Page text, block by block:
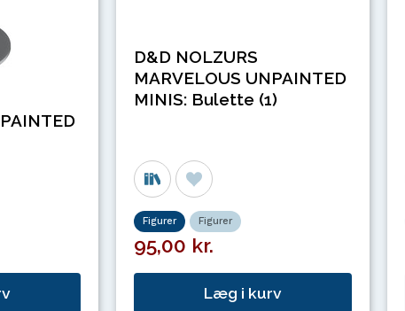
D&D NOLZURS
MARVELOUS UNPAINTED
MINIS: Bulette (1)
Figurer Figurer
95,00 kr.
Læg i kurv